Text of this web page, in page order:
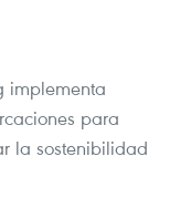
implementa
para
la sostenibilidad